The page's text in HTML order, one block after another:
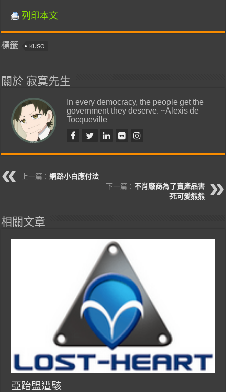
列印本文
標籤 KUSO
關於 寂寞先生
In every democracy, the people get the
government they deserve. ~Alexis de
Tocqueville
上一篇：網路小白應付法
下一篇： 不肖廠商為了賣產品害
死可愛熊熊
相關文章
亞跆盟遭駭